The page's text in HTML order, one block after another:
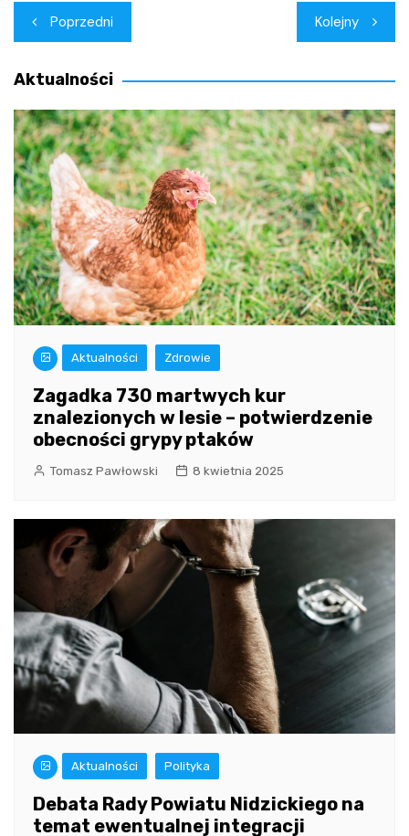
Nawigacja
wpisu
Poprzedni Kolejny
Aktualności
Aktualności Zdrowie
Zagadka 730 martwych kur
znalezionych w lesie – potwierdzenie
obecności grypy ptaków
Tomasz Pawłowski 8 kwietnia 2025
Aktualności Polityka
Debata Rady Powiatu Nidzickiego na
temat ewentualnej integracji